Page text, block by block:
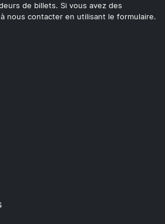
de billets. Si vous avez des
nous contacter en utilisant le formulaire.